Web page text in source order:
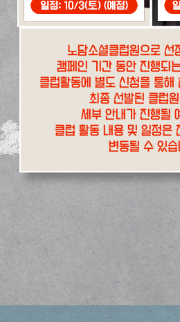
노담소셜클럽원으로
캠페인 기간 동안 진행되
클럽활동에 별도 신청을 통해
최종 선발된 클럽
세부 안내가 진행될
클럽 활동 내용 및 일정은
변동될 수 있